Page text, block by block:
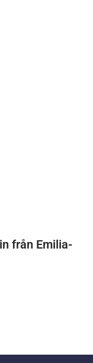
från Emilia-